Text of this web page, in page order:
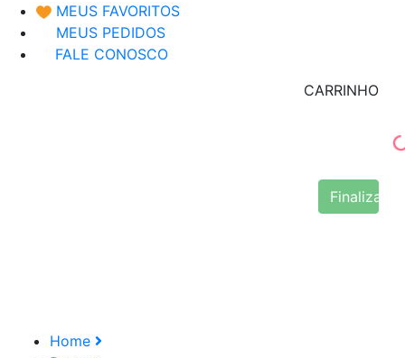
MEUS FAVORITOS
MEUS PEDIDOS
FALE CONOSCO
CARRINHO
Finalizar
Home